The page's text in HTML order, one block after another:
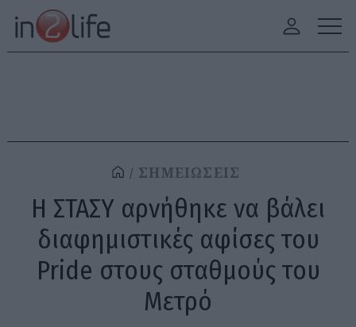
ΣΗΜΕΙΩΣΕΙΣ
Η ΣΤΑΣΥ αρνήθηκε να βάλει
διαφημιστικές αφίσες του
Pride στους σταθμούς του
Μετρό